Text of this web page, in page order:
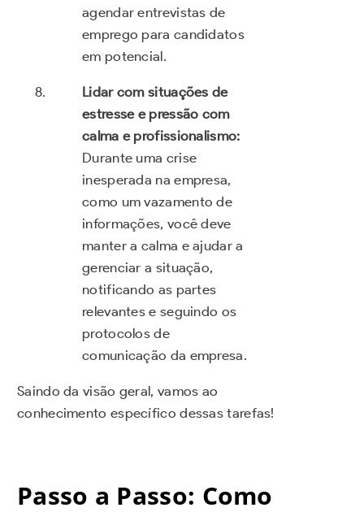
agendar entrevistas de
emprego para candidatos
em potencial.
Lidar com situações de
estresse e pressão com
calma e profissionalismo:
Durante uma crise
inesperada na empresa,
como um vazamento de
informações, você deve
manter a calma e ajudar a
gerenciar a situação,
notificando as partes
relevantes e seguindo os
protocolos de
comunicação da empresa.
Saindo da visão geral, vamos ao
conhecimento específico dessas tarefas!
Passo a Passo: Como